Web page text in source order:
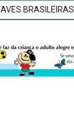
AVES BRASILEIRAS